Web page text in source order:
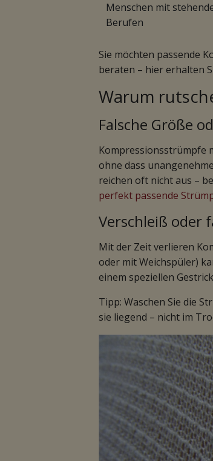
Menschen mit
Berufen
Sie möchten passende
beraten – hier erhalten
Warum
Falsche Größe
Kompressionsstrümpfe
ohne dass
reichen oft nicht aus –
perfekt passende
Verschleiß oder
Mit der Zeit verlieren
oder mit Weichspüler)
einem speziellen
Tipp: Waschen Sie die
sie liegend – nicht im